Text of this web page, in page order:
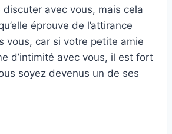
discuter avec vous, mais cela
éprouve de l’attirance
vous, car si votre petite amie
d’intimité avec vous, il est fort
soyez devenus un de ses